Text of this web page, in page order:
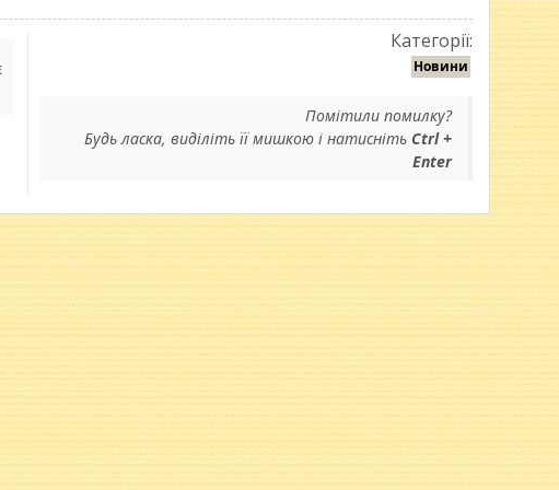
Категорії:
Новини
Помітили помилку?
Будь ласка, виділіть її мишкою і натисніть Ctrl +
Enter